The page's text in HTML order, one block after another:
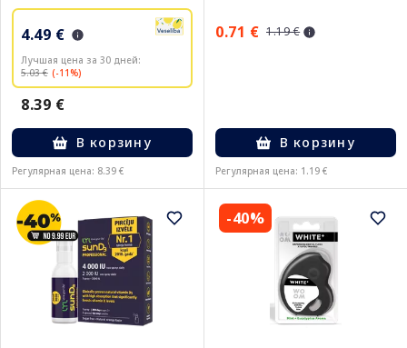
4.49 €
Лучшая цена за 30 дней:
5.03 € (-11%)
8.39 €
В корзину
Регулярная цена: 8.39 €
0.71 € 1.19 €
В корзину
Регулярная цена: 1.19 €
-40%